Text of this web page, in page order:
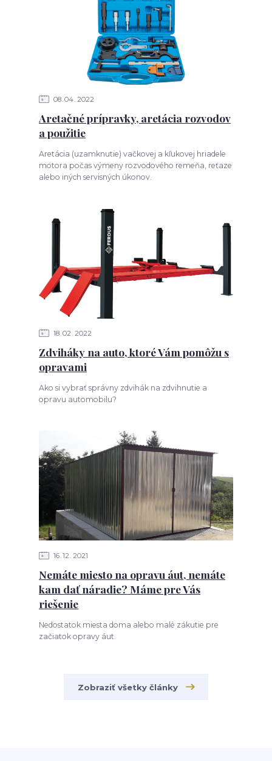
08 04 2022
Aretačné prípravky, aretácia rozvodov
a použitie
Aretácia (uzamknutie) vačkovej a kľukovej hriadele
motora počas výmeny rozvodového remeňa, reťaze
alebo iných servisných úkonov.
18 02 2022
Zdviháky na auto, ktoré Vám pomôžu s
opravami
Ako si vybrať správny zdvihák na zdvihnutie a
opravu automobilu?
16 12 2021
Nemáte miesto na opravu áut, nemáte
kam dať náradie? Máme pre Vás
riešenie
Nedostatok miesta doma alebo malé zákutie pre
začiatok opravy áut.
Zobraziť všetky články